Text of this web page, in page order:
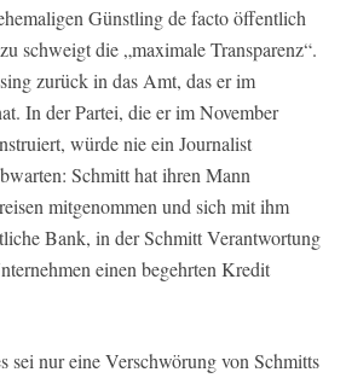
Günstling de facto öffentlich
schweigt die „maximale Transparenz“.
zurück in das Amt, das er im
In der Partei, die er im November
würde nie ein Journalist
Schmitt hat ihren Mann
mitgenommen und sich mit ihm
Bank, in der Schmitt Verantwortung
einen begehrten Kredit
sei nur eine Verschwörung von Schmitts